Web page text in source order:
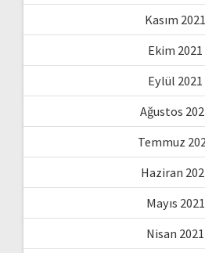
Kasım 2021
Ekim 2021
Eylül 2021
Ağustos
Temmuz
Haziran
Mayıs 2021
Nisan 2021